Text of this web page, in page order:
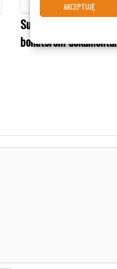
AKCEPTUJĘ
Sully Erna (Godsmack)
bohaterem dokumentu!